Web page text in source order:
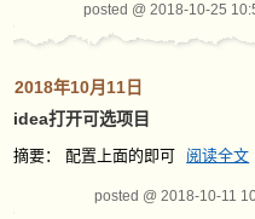
posted @ 2018-10-25
2018年10月11日
idea打开可选项目
摘要： 配置上面的即可 阅读全文
posted @ 2018-10-11